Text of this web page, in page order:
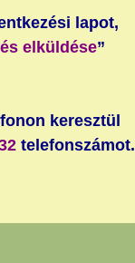
lapot,
elküldése”
keresztül
telefonszámot.